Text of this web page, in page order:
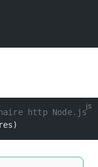
js
http Node.js